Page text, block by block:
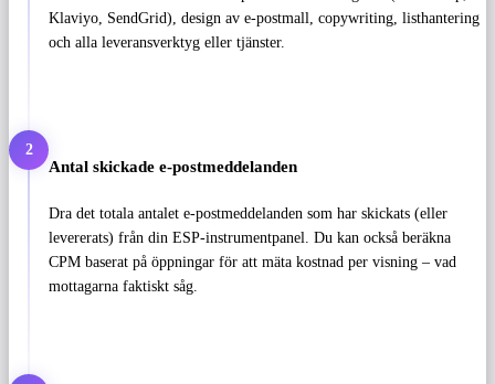
Klaviyo, SendGrid), design av e-postmall, copywriting, listhantering
och alla leveransverktyg eller tjänster.
2
Antal skickade e-postmeddelanden
Dra det totala antalet e-postmeddelanden som har skickats (eller
levererats) från din ESP-instrumentpanel. Du kan också beräkna
CPM baserat på öppningar för att mäta kostnad per visning – vad
mottagarna faktiskt såg.